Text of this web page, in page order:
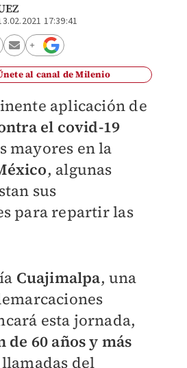
17:39:41
al canal de Milenio
aplicación de
el covid-19
mayores en la
, algunas
sus
para repartir las
Cuajimalpa, una
esta jornada,
60 años y más
del